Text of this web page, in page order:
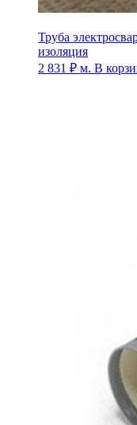
Труба
изоляция
2 831 ₽ м. В